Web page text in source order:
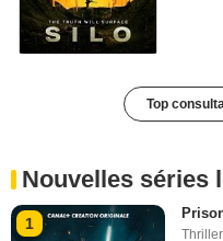
Top
Nouvelles séries
1
Thriller